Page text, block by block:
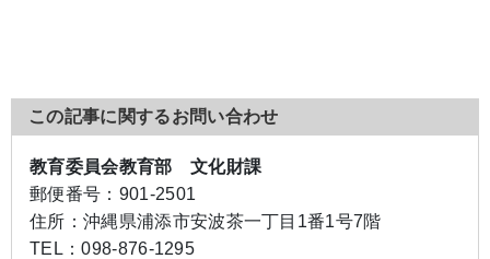
この記事に関するお問い合わせ
教育委員会教育部 文化財課
郵便番号： 901-2501
住所： 沖縄県浦添市安波茶一丁目1番1号7階
TEL：098-876-1295